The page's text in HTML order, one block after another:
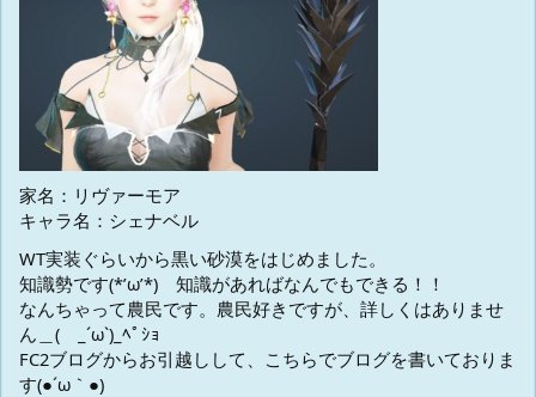
家名：リヴァーモア
キャラ名：シェナベル
WT実装ぐらいから黒い砂漠をはじめました。
知識勢です(*’ω’*) 知識があればなんでもできる！！
なんちゃって農民です。農民好きですが、詳しくはありませ
ん＿( _´ω`)_ﾍﾟｼｮ
FC2ブログからお引越しして、こちらでブログを書いておりま
す(●´ω｀●)